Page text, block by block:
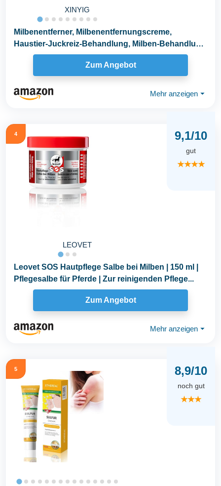
XINYIG
Milbenentferner, Milbenentfernungscreme,
Haustier-Juckreiz-Behandlung, Milben-Behandlung
für Hunde...
Zum Angebot
Mehr anzeigen ⏷
4
LEOVET
9,1/10
gut
★★★★
Leovet SOS Hautpflege Salbe bei Milben | 150 ml |
Pflegesalbe für Pferde | Zur reinigenden Pflege...
Zum Angebot
Mehr anzeigen ⏷
5 8,9/10
noch gut
★★★